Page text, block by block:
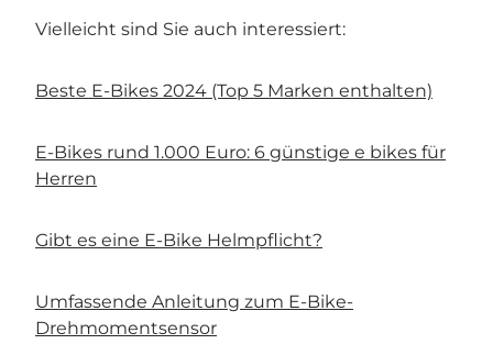
Vielleicht sind Sie auch interessiert:
Beste E-Bikes 2024 (Top 5 Marken enthalten)
E-Bikes rund 1.000 Euro: 6 günstige e bikes für
Herren
Gibt es eine E-Bike Helmpflicht?
Umfassende Anleitung zum E-Bike-
Drehmomentsensor